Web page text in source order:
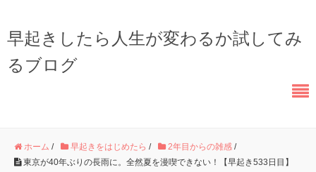
早起きしたら人生が変わるか試してみ
るブログ
ホーム / 早起きをはじめたら / 2年目からの雑感 /
東京が40年ぶりの長雨に。全然夏を漫喫できない！【早起き533日目】